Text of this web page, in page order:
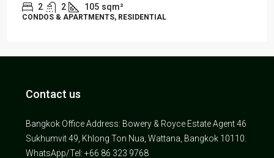
2 2 105 sqm²
CONDOS & APARTMENTS, RESIDENTIAL
Contact us
Bangkok Office Address: Bowery & Royce Estate Agent 46
Sukhumvit 49, Khlong Ton Nua, Wattana, Bangkok 10110.
WhatsApp/Tel: +66 86 323 9768